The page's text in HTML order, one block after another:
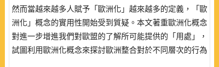
然而當越來越多人賦予「歐洲化」越來越多的定義，「歐
洲化」概念的實用性開始受到質疑。本文著重歐洲化概念
對進一步增進我們對歐盟的了解所可能提供的「用處」，
試圖利用歐洲化概念來探討歐洲整合對於不同層次的行為